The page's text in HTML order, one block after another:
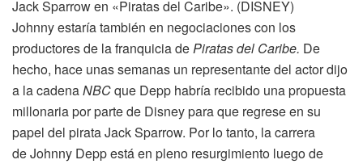
Jack Sparrow en «Piratas del Caribe». (DISNEY)
Johnny estaría también en negociaciones con los
productores de la franquicia dePiratas del Caribe. De
hecho, hace unas semanas un representante del actor dijo
a la cadenaNBCque Depp habría recibido una propuesta
millonaria por parte de Disney para que regrese en su
papel del pirata Jack Sparrow. Por lo tanto, la carrera
de Johnny Depp está en pleno resurgimiento luego de